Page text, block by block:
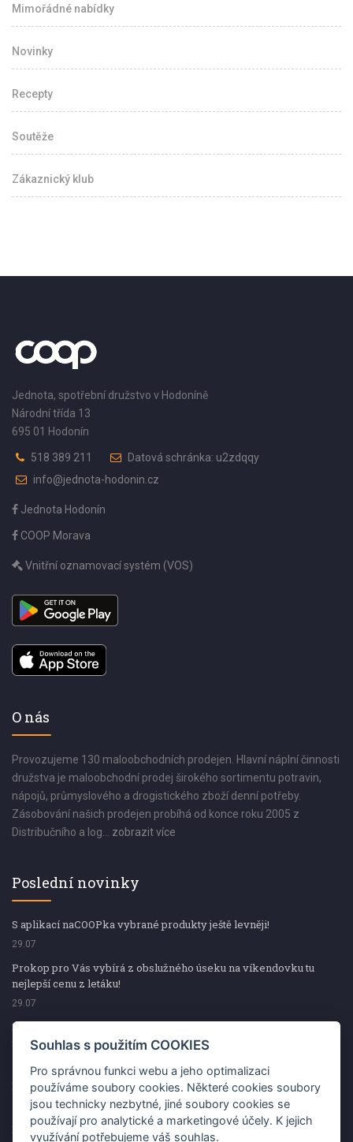
Mimořádné nabídky
Novinky
Recepty
Soutěže
Zákaznický klub
Jednota, spotřební družstvo v Hodoníně
Národní třída 13
695 01 Hodonín
518 389 211
Datová schránka: u2zdqqy
info@jednota-hodonin.cz
Jednota Hodonín
COOP Morava
Vnitřní oznamovací systém (VOS)
O nás
Provozujeme 130 maloobchodních prodejen. Hlavní náplní činnosti
družstva je maloobchodní prodej širokého sortimentu potravin,
nápojů, průmyslového a drogistického zboží denní potřeby.
Zásobování našich prodejen probíhá od konce roku 2005 z
Distribučního a log... zobrazit více
Poslední novinky
S aplikací naCOOPka vybrané produkty ještě levněji!
29.07
Prokop pro Vás vybírá z obslužného úseku na víkendovku tu
nejlepší cenu z letáku!
29.07
Prokop pro Vás vybírá z obslužného úseku na víkendovku tu
nejlepší cenu z letáku!
Kup špekáčky od Váhaly a vyhraj s naCOOPkou sekerku Fiskars
29.07
Prokop pro Vás vybírá na víkendovku ty nejlepší ceny z letáku!
Souhlas s použitím COOKIES
Pro správnou funkci webu a jeho optimalizaci
používáme soubory cookies. Některé cookies soubory
jsou technicky nezbytné, jiné soubory cookies se
používají pro analytické a marketingové účely. K jejich
využívání potřebujeme váš souhlas.